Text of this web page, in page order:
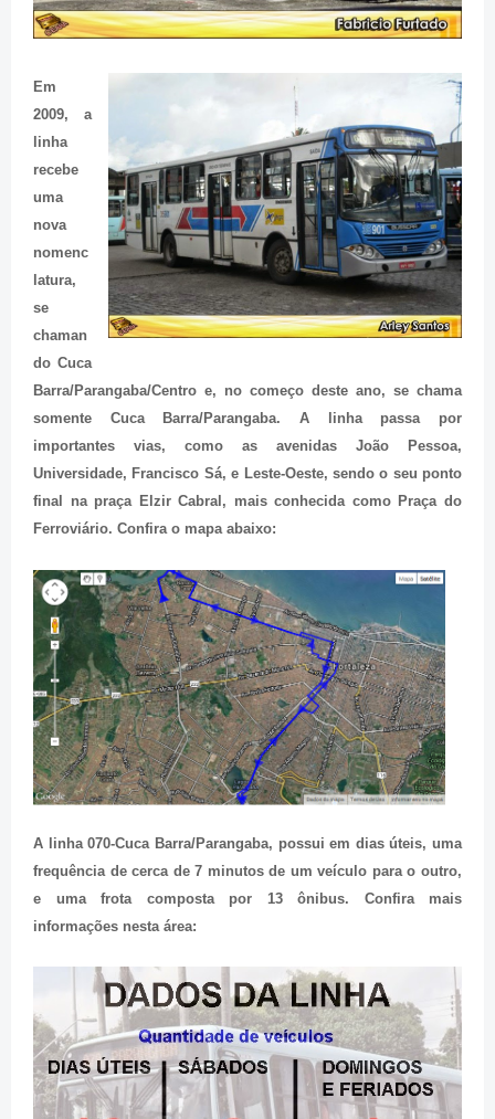
Em
2009, a
linha
recebe
uma
nova
nomenc
latura,
se
chaman
do Cuca
Barra/Parangaba/Centro e, no começo deste ano, se chama
somente Cuca Barra/Parangaba. A linha passa por
importantes vias, como as avenidas João Pessoa,
Universidade, Francisco Sá, e Leste-Oeste, sendo o seu ponto
final na praça Elzir Cabral, mais conhecida como Praça do
Ferroviário. Confira o mapa abaixo:
A linha 070-Cuca Barra/Parangaba, possui em dias úteis, uma
frequência de cerca de 7 minutos de um veículo para o outro,
e uma frota composta por 13 ônibus. Confira mais
informações nesta área: